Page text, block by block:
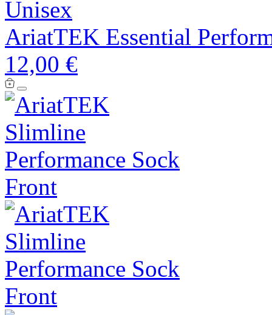
Unisex
AriatTEK Essential
12,00 €